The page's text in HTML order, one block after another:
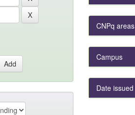
CNPq areas
Campus
Date issued